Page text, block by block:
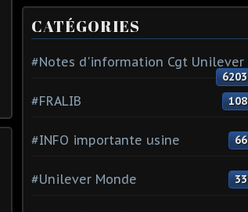
CATÉGORIES
#Notes d'information Cgt Unilever
6203
#FRALIB 108
#INFO importante usine 66
#Unilever Monde 33